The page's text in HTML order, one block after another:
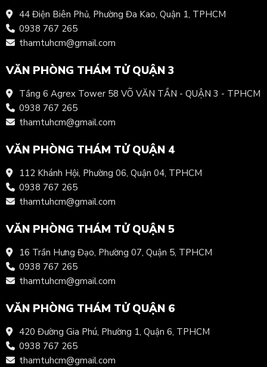
44 Điện Biên Phủ, Phường Đa Kao, Quận 1, TPHCM
0938 767 265
thamtuhcm@gmail.com
VĂN PHÒNG THÁM TỬ QUẬN 3
Tầng 6 Agrex Tower 58 VÕ VĂN TẦN - QUẬN 3 - TPHCM
0938 767 265
thamtuhcm@gmail.com
VĂN PHÒNG THÁM TỬ QUẬN 4
112 Khánh Hội, Phường 06, Quận 04, TPHCM
0938 767 265
thamtuhcm@gmail.com
VĂN PHÒNG THÁM TỬ QUẬN 5
16 Trần Hưng Đạo, Phường 07, Quận 5, TPHCM
0938 767 265
thamtuhcm@gmail.com
VĂN PHÒNG THÁM TỬ QUẬN 6
420 Đường Gia Phú, Phường 1, Quận 6, TPHCM
0938 767 265
thamtuhcm@gmail.com